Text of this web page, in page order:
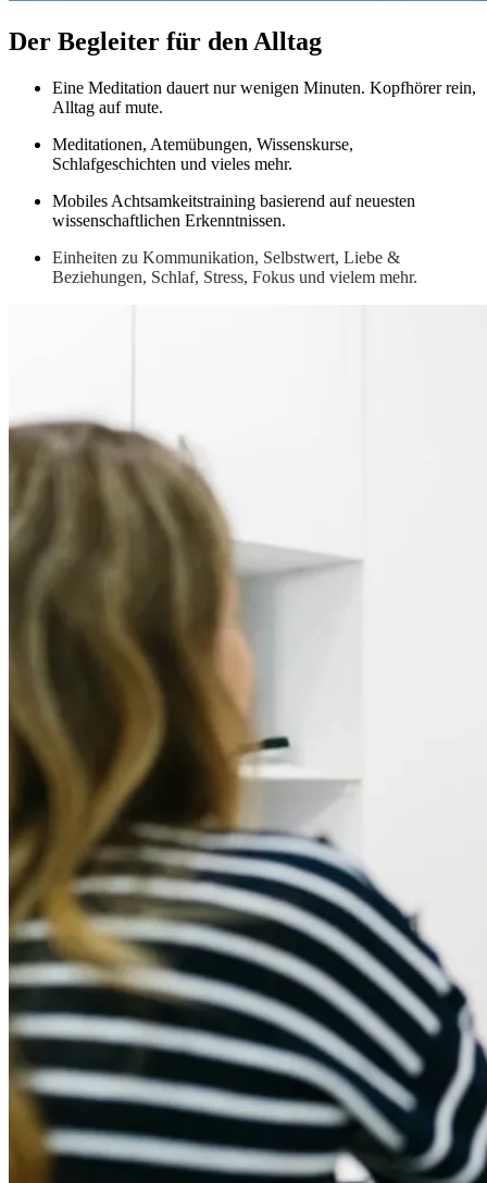
Der Begleiter für den Alltag
Eine Meditation dauert nur wenigen Minuten. Kopfhörer rein,
Alltag auf mute.
Meditationen, Atemübungen, Wissenskurse,
Schlafgeschichten und vieles mehr.
Mobiles Achtsamkeitstraining basierend auf neuesten
wissenschaftlichen Erkenntnissen.
Einheiten zu Kommunikation, Selbstwert, Liebe &
Beziehungen, Schlaf, Stress, Fokus und vielem mehr.